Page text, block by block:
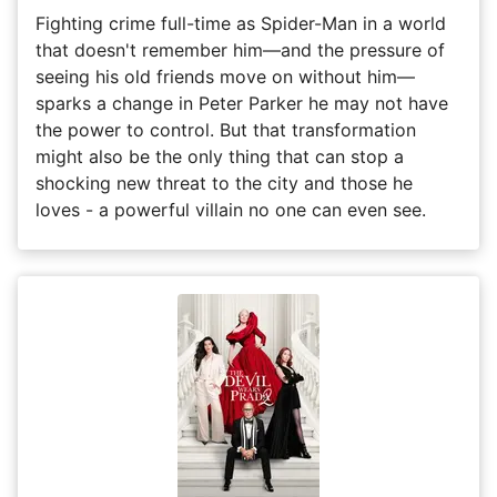
Fighting crime full-time as Spider-Man in a world
that doesn't remember him—and the pressure of
seeing his old friends move on without him—
sparks a change in Peter Parker he may not have
the power to control. But that transformation
might also be the only thing that can stop a
shocking new threat to the city and those he
loves - a powerful villain no one can even see.